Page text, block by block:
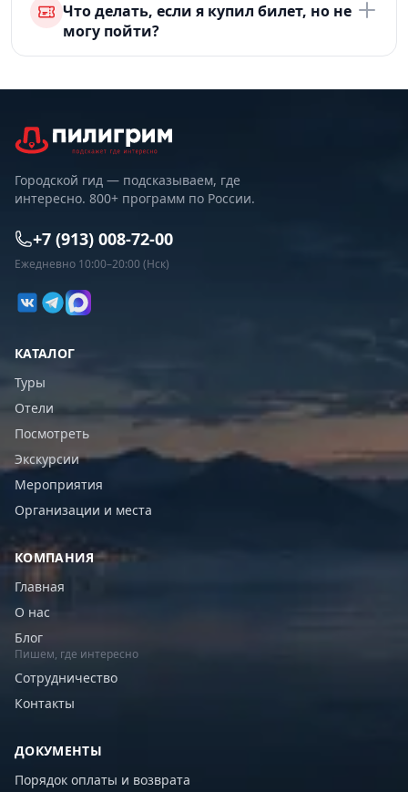
Что делать, если я купил билет, но не
могу пойти?
Городской гид — подсказываем, где
интересно. 800+ программ по России.
+7 (913) 008-72-00
Ежедневно 10:00–20:00 (Нск)
КАТАЛОГ
Туры
Отели
Посмотреть
Экскурсии
Мероприятия
Организации и места
КОМПАНИЯ
Главная
О нас
Блог
Пишем, где интересно
Сотрудничество
Контакты
ДОКУМЕНТЫ
Порядок оплаты и возврата